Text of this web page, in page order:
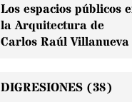
Los espacios públicos
la Arquitectura de
Carlos Raúl Villanueva
DIGRESIONES (38)